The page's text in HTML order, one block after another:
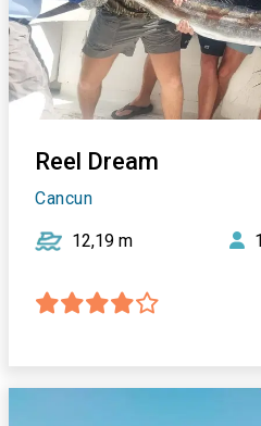
Reel Dream
Cancun
12,19 m